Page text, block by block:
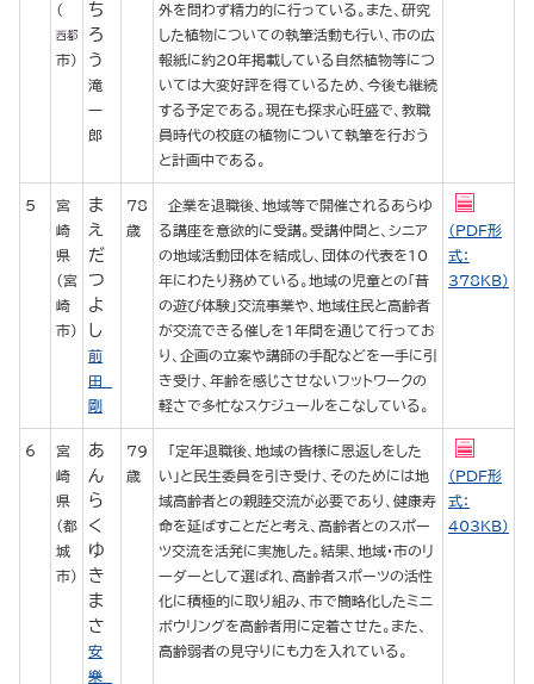
（
市）
ち
ろ
う
滝
一
郎
外を問わず精力的に行っている。また、研究
した植物についての執筆活動も行い、市の広
報紙に約20年掲載している自然植物等につ
いては大変好評を得ているため、今後も継続
する予定である。現在も探求心旺盛で、教職
員時代の校庭の植物について執筆を行おう
と計画中である。
5
宮
崎
県
（宮
崎
市）
ま
え
だ
つ
よ
し
前
田
剛
78
歳
企業を退職後、地域等で開催されるあらゆ
る講座を意欲的に受講。受講仲間と、シニア
の地域活動団体を結成し、団体の代表を10
年にわたり務めている。地域の児童との「昔
の遊び体験」交流事業や、地域住民と高齢者
が交流できる催しを1年間を通じて行ってお
り、企画の立案や講師の手配などを一手に引
き受け、年齢を感じさせないフットワークの
軽さで多忙なスケジュールをこなしている。
（PDF形
式：
378KB）
6
宮
崎
県
（都
城
市）
あ
ん
ら
く
ゆ
き
ま
さ
安
樂
79
歳
「定年退職後、地域の皆様に恩返しをした
い」と民生委員を引き受け、そのためには地
域高齢者との親睦交流が必要であり、健康寿
命を延ばすことだと考え、高齢者とのスポー
ツ交流を活発に実施した。結果、地域・市のリ
ーダーとして選ばれ、高齢者スポーツの活性
化に積極的に取り組み、市で簡略化したミニ
ボウリングを高齢者用に定着させた。また、
高齢弱者の見守りにも力を入れている。
（PDF形
式：
403KB）